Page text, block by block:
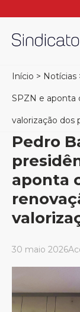
Início > Notícias
SPZN e aponta
valorização dos
Pedro
aponta
30 maio 2026